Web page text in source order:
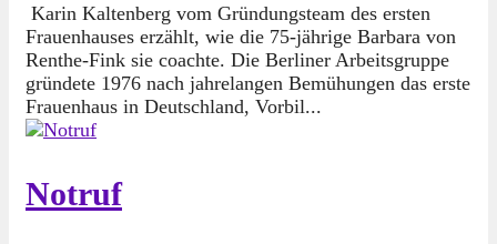
Karin Kaltenberg vom Gründungsteam des ersten
Frauenhauses erzählt, wie die 75-jährige Barbara von
Renthe-Fink sie coachte. Die Berliner Arbeitsgruppe
gründete 1976 nach jahrelangen Bemühungen das erste
Frauenhaus in Deutschland, Vorbil...
Notruf